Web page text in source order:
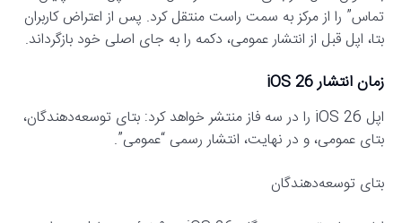
تماس” را از مرکز به سمت راست منتقل کرد. پس از اعتراض کاربران
بتا، اپل قبل از انتشار عمومی، دکمه را به جای اصلی خود بازگرداند.
زمان انتشار iOS 26
اپل iOS 26 را در سه فاز منتشر خواهد کرد: بتای توسعه‌دهندگان،
بتای عمومی، و در نهایت، انتشار رسمی “عمومی”.
بتای توسعه‌دهندگان